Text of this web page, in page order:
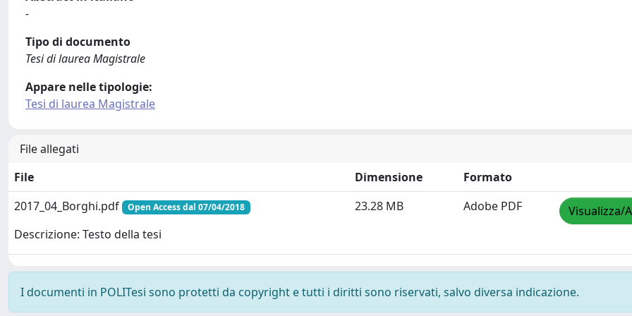
-
Tipo di documento
Tesi di laurea Magistrale
Appare nelle tipologie:
Tesi di laurea Magistrale
File allegati
File
Dimensione
Formato
2017_04_Borghi.pdf
Open Access dal 07/04/2018
Descrizione: Testo della tesi
23.28 MB Adobe PDF Visualizza/
I documenti in POLITesi sono protetti da copyright e tutti i diritti sono riservati, salvo diversa indicazione.